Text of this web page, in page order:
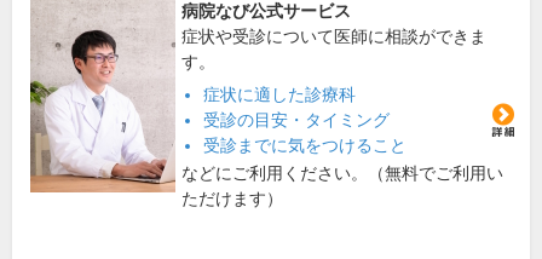
病院なび公式サービス
症状や受診について医師に相談ができま
す。
症状に適した診療科
受診の目安・タイミング
受診までに気をつけること
などにご利用ください。（無料でご利用い
ただけます）